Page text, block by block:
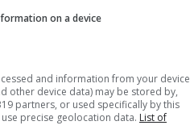
avranno come temi
a Trentodoc,
riproposto per tre
on a device
and information from your device
other device data) may be stored by,
partners, or used specifically by this
precise geolocation data. List of